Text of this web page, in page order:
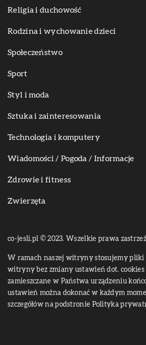
Religia i duchowość
Rodzina i wychowanie dzieci
Społeczeństwo
Sport
Styl i moda
Sztuka i zainteresowania
Technologia i komputery
Wiadomości / Pogoda / Informacje
Zdrowie i fitness
Zwierzęta
co-jesli.pl © 2023. Wszelkie prawa
W ramach naszej witryny stosujemy pliki
witryny bez zmiany ustawień dot. cookies
zamieszczane w Państwa urządzeniu
ustawień można dokonać w każdym
szczegółów na podstronie Polityka